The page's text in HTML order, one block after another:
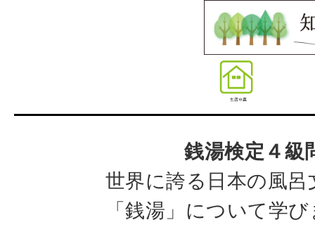
銭湯検定４級
世界に誇る日本の風
「銭湯」について学